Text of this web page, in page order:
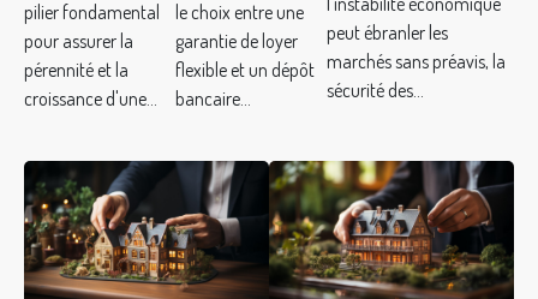
entreprise
pilier fondamental
pour assurer la
pérennité et la
croissance d'une...
bancaire ?
le choix entre une
garantie de loyer
flexible et un dépôt
bancaire...
d'assurance
peut ébranler les
marchés sans préavis, la
sécurité des...